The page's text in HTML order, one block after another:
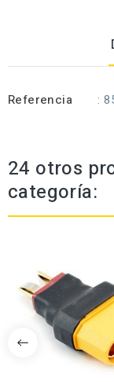
Referencia :
24 otros
categoría: